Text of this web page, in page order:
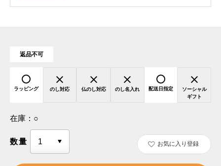
返品不可
ラッピング のし対応 仏のし対応 のし名入れ 配送日指定
ソーシャル
ギフト
在庫： ○
数量 お気に入り登録